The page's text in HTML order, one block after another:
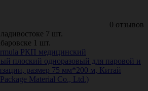
0 отзывов
7 шт.
1 шт.
РКП медицинский
плоский одноразовый для паровой и
размер 75 мм*200 м, Китай
Material Co., Ltd.)